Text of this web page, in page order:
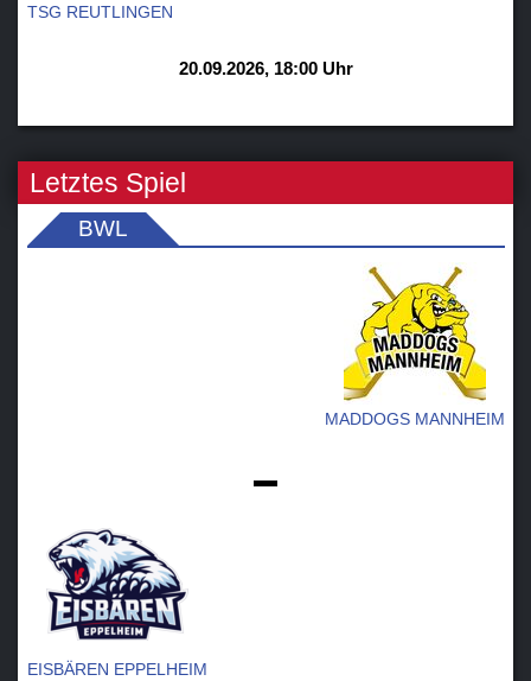
TSG REUTLINGEN
20.09.2026, 18:00 Uhr
Letztes Spiel
BWL
MADDOGS MANNHEIM
EISBÄREN EPPELHEIM